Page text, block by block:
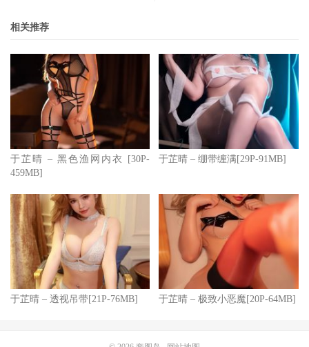
相关推荐
于芷晴 – 黑色渔网内衣 [30P-
459MB]
于芷晴 – 绷带缠满[29P-91MB]
于芷晴 – 透视吊带[21P-76MB] 于芷晴 – 极致小恶魔[20P-64MB]